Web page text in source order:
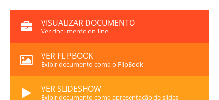
VISUALIZAR DOCUMENTO
Ver documento on-line
VER FLIPBOOK
Exibir documento como o FlipBook
VER SLIDESHOW
Exibir documento como apresentação de slides